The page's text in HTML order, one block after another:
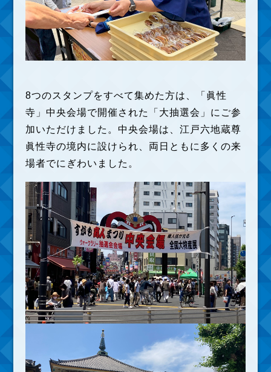
8つのスタンプをすべて集めた方は、「眞性
寺」中央会場で開催された「大抽選会」にご参
加いただけました。中央会場は、江戸六地蔵尊
眞性寺の境内に設けられ、両日ともに多くの来
場者でにぎわいました。